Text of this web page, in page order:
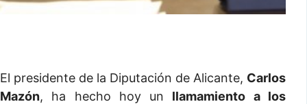
El presidente de la Diputación de Alicante, Carlos
Mazón, ha hecho hoy un llamamiento a los